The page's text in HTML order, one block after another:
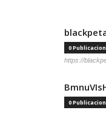
0
https://
0